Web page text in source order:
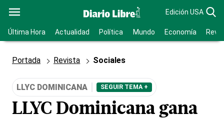
Edición USA
Última Hora Actualidad Política Mundo Economía
Portada Revista Sociales
LLYC DOMINICANA SEGUIR TEMA +
LLYC Dominicana gana